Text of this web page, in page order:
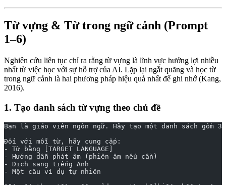
Từ vựng & Từ trong ngữ cảnh (Prompt
1–6)
Nghiên cứu liên tục chỉ ra rằng từ vựng là lĩnh vực hưởng lợi nhiều
nhất từ việc học với sự hỗ trợ của AI. Lặp lại ngắt quãng và học từ
trong ngữ cảnh là hai phương pháp hiệu quả nhất để ghi nhớ (Kang,
2016).
1. Tạo danh sách từ vựng theo chủ đề
Bạn là giáo viên ngôn ngữ. Hãy tạo một danh sách gồm
Đối với mỗi từ, hãy cung cấp:
- Từ bằng [TARGET LANGUAGE]
- Hướng dẫn phát âm (phiên âm nếu cần)
- Dịch sang tiếng Anh
- Một câu ví dụ tự nhiên